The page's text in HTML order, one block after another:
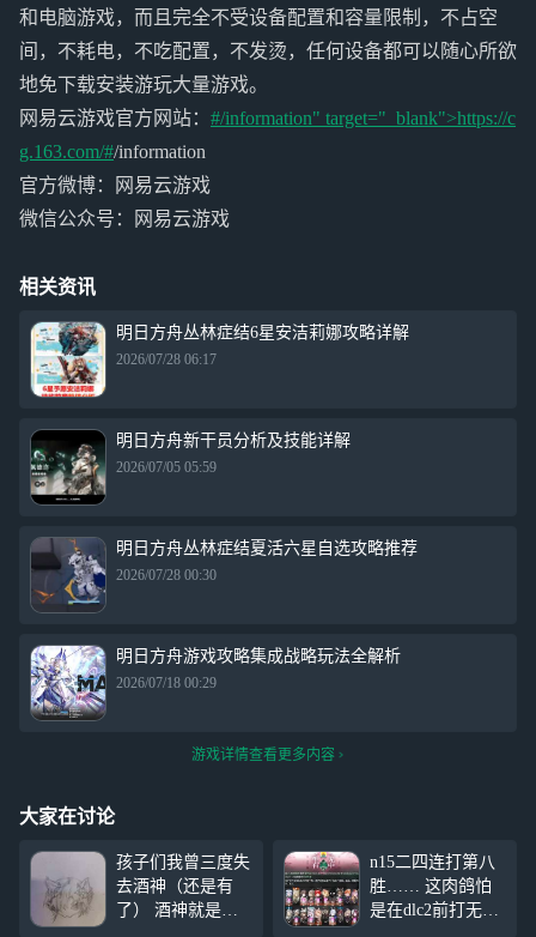
和电脑游戏，而且完全不受设备配置和容量限制，不占空
间，不耗电，不吃配置，不发烫，任何设备都可以随心所欲
地免下载安装游玩大量游戏。
网易云游戏官方网站： #/information" target="_blank">https://c
g.163.com/#/information
官方微博：网易云游戏
微信公众号：网易云游戏
相关资讯
明日方舟丛林症结6星安洁莉娜攻略详解
2026/07/28 06:17
明日方舟新干员分析及技能详解
2026/07/05 05:59
明日方舟丛林症结夏活六星自选攻略推荐
2026/07/28 00:30
明日方舟游戏攻略集成战略玩法全解析
2026/07/18 00:29
游戏详情查看更多内容
大家在讨论
孩子们我曾三度失
去酒神（还是有
了） 酒神就是一
n15二四连打第八
胜…… 这肉鸽怕
是在dlc2前打无ban